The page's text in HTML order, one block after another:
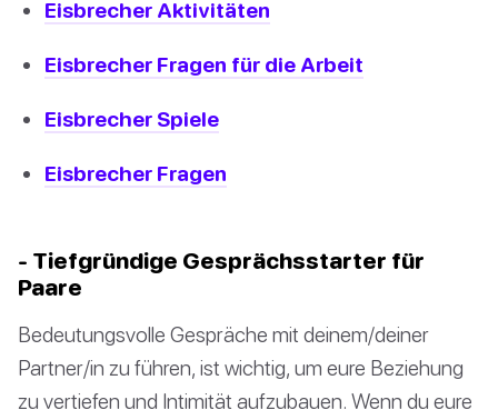
Eisbrecher Aktivitäten
Eisbrecher Fragen für die Arbeit
Eisbrecher Spiele
Eisbrecher Fragen
- Tiefgründige Gesprächsstarter für
Paare
Bedeutungsvolle Gespräche mit deinem/deiner
Partner/in zu führen, ist wichtig, um eure Beziehung
zu vertiefen und Intimität aufzubauen. Wenn du eure